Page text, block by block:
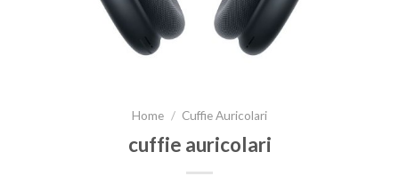
Home / Cuffie Auricolari
cuffie auricolari